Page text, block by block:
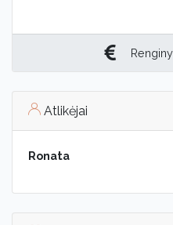
Atlikėjai
Ronata